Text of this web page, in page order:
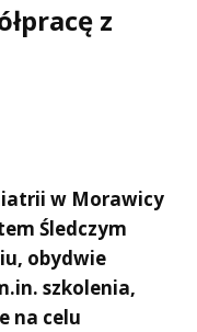
z
w Morawicy
Śledczym
obydwie
szkolenia,
na celu